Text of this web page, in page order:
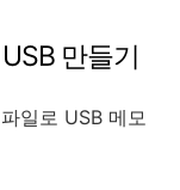
만들기
일로 USB 메모